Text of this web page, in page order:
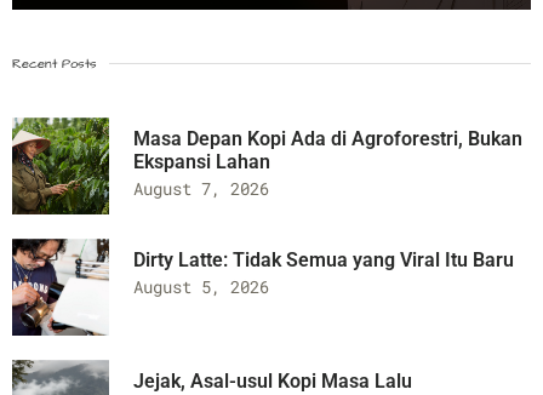
Recent Posts
Masa Depan Kopi Ada di Agroforestri, Bukan
Ekspansi Lahan
August 7, 2026
Dirty Latte: Tidak Semua yang Viral Itu Baru
August 5, 2026
Jejak, Asal-usul Kopi Masa Lalu